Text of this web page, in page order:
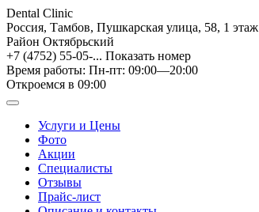
Dental Clinic
Россия, Тамбов, Пушкарская улица, 58, 1 этаж
Район Октябрьский
+7 (4752) 55-05-... Показать номер
Время работы: Пн-пт: 09:00—20:00
Откроемся в 09:00
Услуги и Цены
Фото
Акции
Специалисты
Отзывы
Прайс-лист